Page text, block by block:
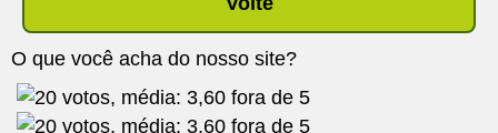
O que você acha do nosso site?